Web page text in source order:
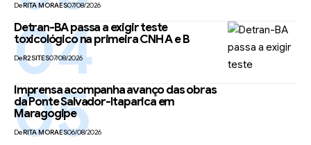
DeRITA MORAES07/08/2026
Detran-BA passa a exigir teste
toxicológico na primeira CNH A e B
DeR2SITES07/08/2026
Imprensa acompanha avanço das obras
da Ponte Salvador-Itaparica em
Maragogipe
DeRITA MORAES06/08/2026